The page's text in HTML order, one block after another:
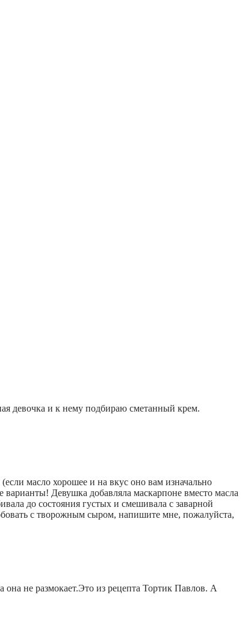
девочка и к нему подбираю сметанный крем.
масло хорошее и на вкус оно вам изначально
Девушка добавляла маскарпоне вместо масла
до состояния густых и смешивала с заварной
с творожным сыром, напишите мне, пожалуйста,
не размокает.Это из рецепта Тортик Павлов. А